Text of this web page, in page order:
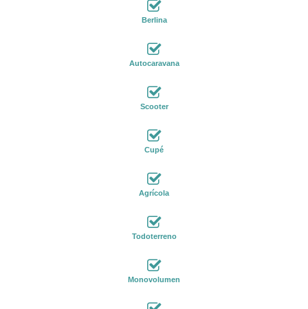
Berlina
Autocaravana
Scooter
Cupé
Agrícola
Todoterreno
Monovolumen